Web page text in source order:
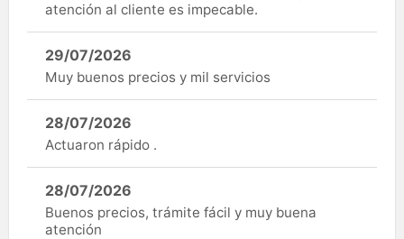
atención al cliente es impecable.
29/07/2026
Muy buenos precios y mil servicios
28/07/2026
Actuaron rápido .
28/07/2026
Buenos precios, trámite fácil y muy buena
atención